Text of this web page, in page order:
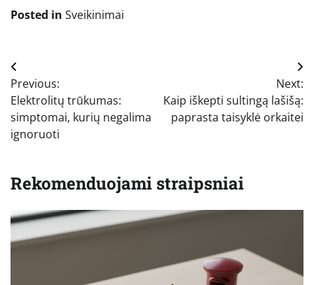
Posted in Sveikinimai
Navigacija
tarp
įrašų
Previous:
Elektrolitų trūkumas:
simptomai, kurių negalima
ignoruoti
Next:
Kaip iškepti sultingą lašišą:
paprasta taisyklė orkaitei
Rekomenduojami straipsniai